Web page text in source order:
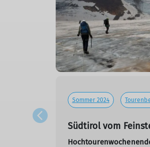
Sommer 2024
Südtirol vom